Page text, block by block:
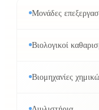
Μονάδες
Βιολογικοί
Βιομηχανίες